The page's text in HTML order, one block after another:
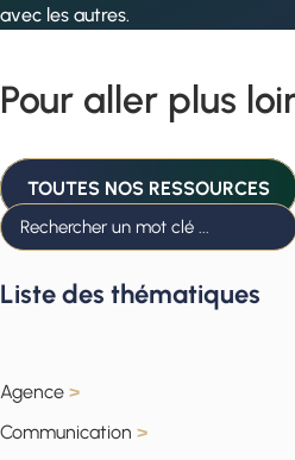
avec les autres.
Pour aller plus
TOUTES NOS RESSOURCES
Liste des thématiques
Agence >
Communication >